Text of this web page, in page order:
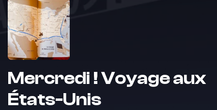
Mercredi ! Voyage aux
États-Unis